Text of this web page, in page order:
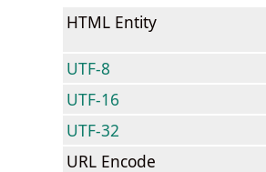
HTML Entity
UTF-8
UTF-16
UTF-32
URL Encode